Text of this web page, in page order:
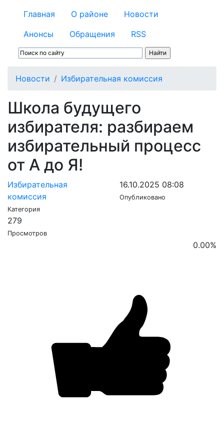
Главная О районе
Новости
Анонсы
Обращения RSS
Новости Избирательная комиссия
Школа будущего
избирателя: разбираем
избирательный процесс
от А до Я!
Избирательная
комиссия
Категория
16.10.2025 08:08
Опубликовано
279
Просмотров
0.00%